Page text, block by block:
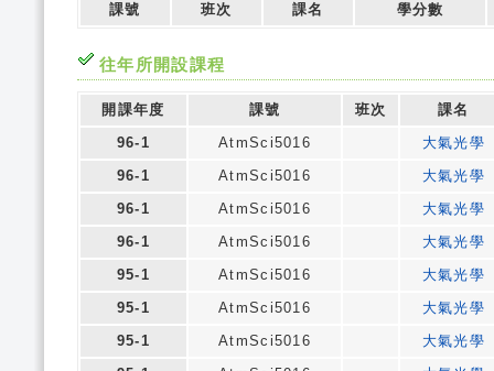
課號 班次 課名 學分數
往年所開設課程
開課年度 課號 班次
課名
96-1
AtmSci5016
大氣光學
96-1
AtmSci5016
大氣光學
96-1
AtmSci5016
大氣光學
96-1
AtmSci5016
大氣光學
95-1
AtmSci5016
大氣光學
95-1
AtmSci5016
大氣光學
95-1
AtmSci5016
大氣光學